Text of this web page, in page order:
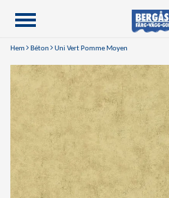
Hem Béton Uni Vert Pomme Moyen